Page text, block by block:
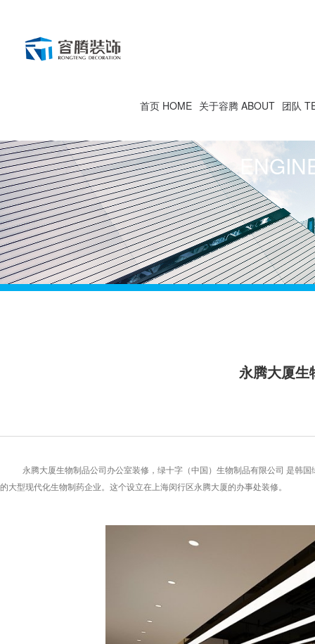
首页 HOME 关于容腾 ABOUT 团队
永腾大厦生
永腾大厦生物制品公司办公室装修，绿十字（中国）生物制品有限公司 是韩
的大型现代化生物制药企业。这个设立在上海闵行区永腾大厦的办事处装修。